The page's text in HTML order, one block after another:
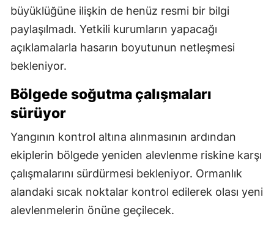
büyüklüğüne ilişkin de henüz resmi bir bilgi
paylaşılmadı. Yetkili kurumların yapacağı
açıklamalarla hasarın boyutunun netleşmesi
bekleniyor.
Bölgede soğutma çalışmaları
sürüyor
Yangının kontrol altına alınmasının ardından
ekiplerin bölgede yeniden alevlenme riskine karşı
çalışmalarını sürdürmesi bekleniyor. Ormanlık
alandaki sıcak noktalar kontrol edilerek olası yeni
alevlenmelerin önüne geçilecek.